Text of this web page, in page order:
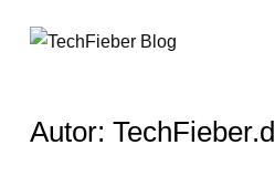
Autor: